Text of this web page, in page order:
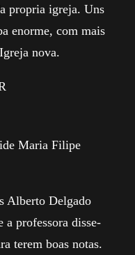
propria igreja. Uns
enorme, com mais
nova.
Maria Filipe
Alberto Delgado
a professora disse-
terem boas notas.